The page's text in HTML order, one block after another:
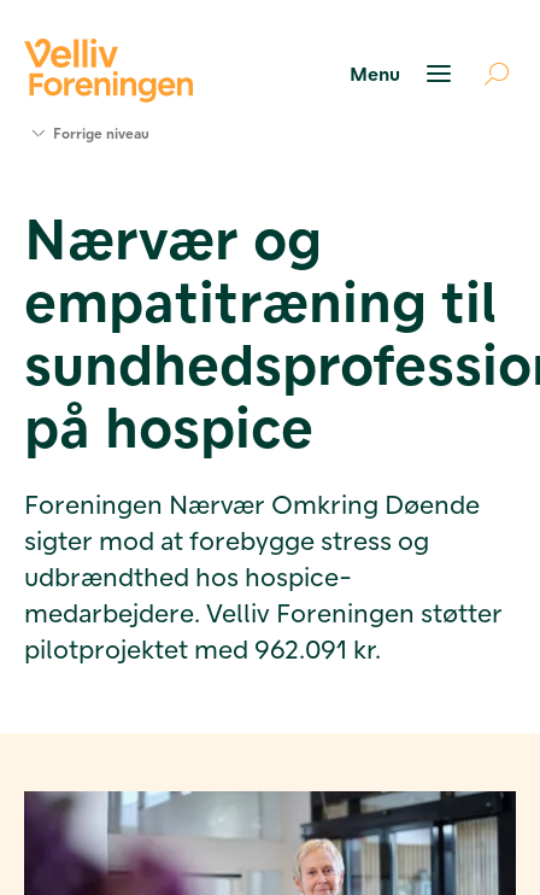
Værktøjer
og viden
Foreningen
os
Forrige niveau
Nærvær og
empatitræning til
på hospice
Foreningen Nærvær Omkring Døende
sigter mod at forebygge stress og
udbrændthed hos hospice-
medarbejdere. Velliv Foreningen støtter
pilotprojektet med 962.091 kr.